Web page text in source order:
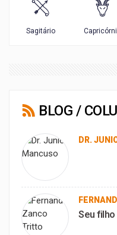
BLOG /
DR.
Seu